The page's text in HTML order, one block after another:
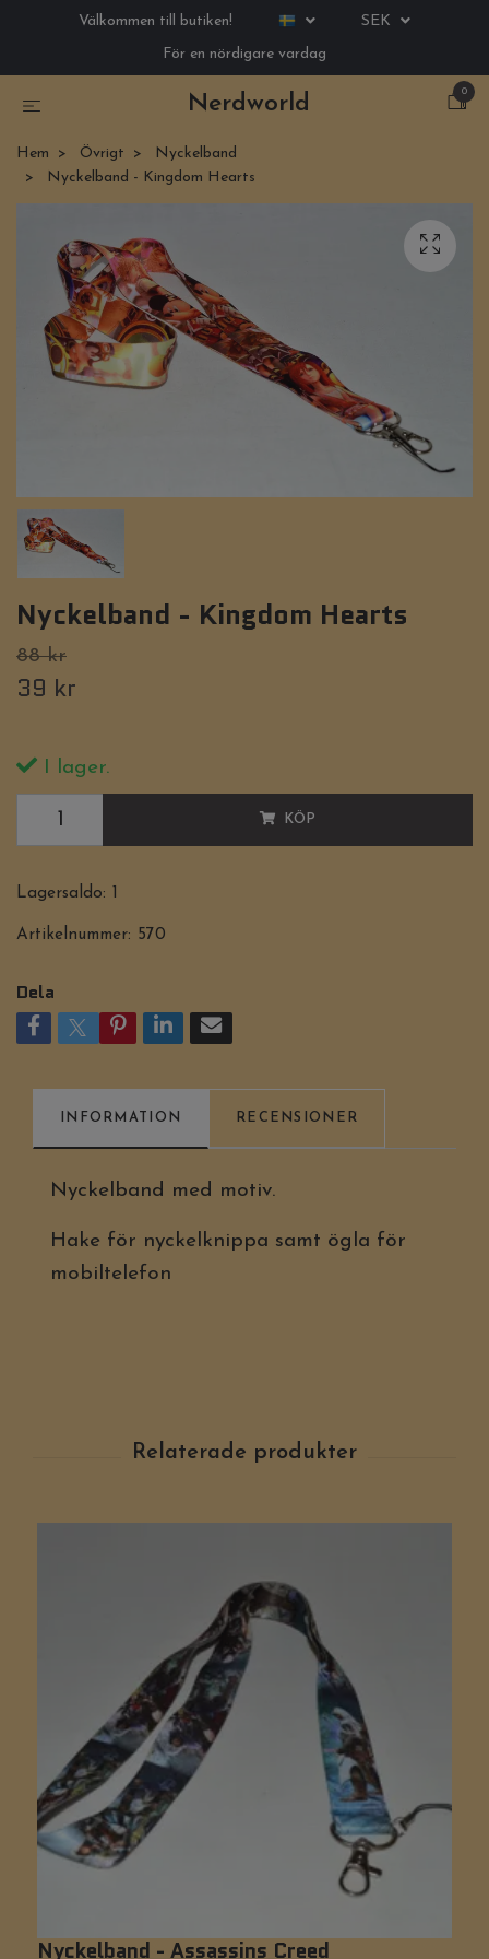
Välkommen till butiken!
SEK
För en nördigare vardag
Nerdworld
0
Hem Övrigt
Nyckelband
Nyckelband - Kingdom Hearts
Nyckelband - Kingdom Hearts
88 kr
39 kr
I lager.
KÖP
Lagersaldo: 1
Artikelnummer: 570
Dela
INFORMATION RECENSIONER
Nyckelband med motiv.
Hake för nyckelknippa samt ögla för
mobiltelefon
Nyckelband - Assassins Creed